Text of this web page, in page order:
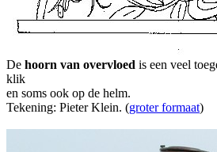
De hoorn van overvloed is een veel
klik
en soms ook op de helm.
Tekening: Pieter Klein. (groter formaat)